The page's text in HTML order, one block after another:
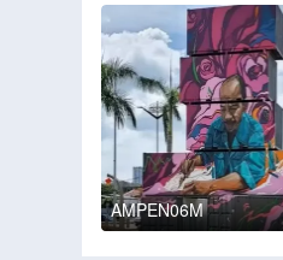
AMPEN06M